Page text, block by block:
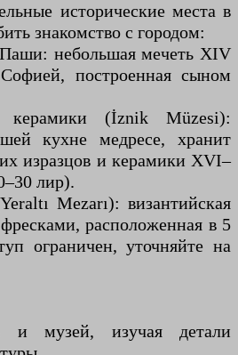
исторические места в
знакомство с городом:
небольшая мечеть XIV
построенная сыном
керамики (İznik Müzesi):
кухне медресе, хранит
изразцов и керамики XVI–
лир).
Mezarı): византийская
расположенная в 5
ограничен, уточняйте на
и музей, изучая детали